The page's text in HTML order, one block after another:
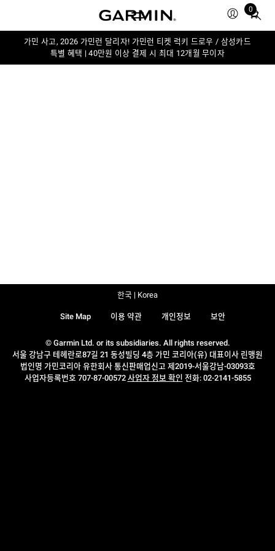
0
Total
in
가민 사고, 2026 가민런 달리자! 가민런 티켓 럭키 드로우 / 삼성카드
특별 혜택 | 40만원 이상 결제 시 최대 12개월 무이자
© Garmin Ltd. or its subsidiaries. All rights reserved.
서울 강남구 테헤란로87길 21 동성빌딩 4층 가민 코리아(유) 대표이사 린맹원
법인명 가민코리아 유한회사 통신판매업신고 제2019-서울강남-03093호
사업자등록번호 707-87-00572 사업자 정보 확인 전화: 02-2141-5855
Site Map 이용 약관 개인정보 보안
한국 | Korea